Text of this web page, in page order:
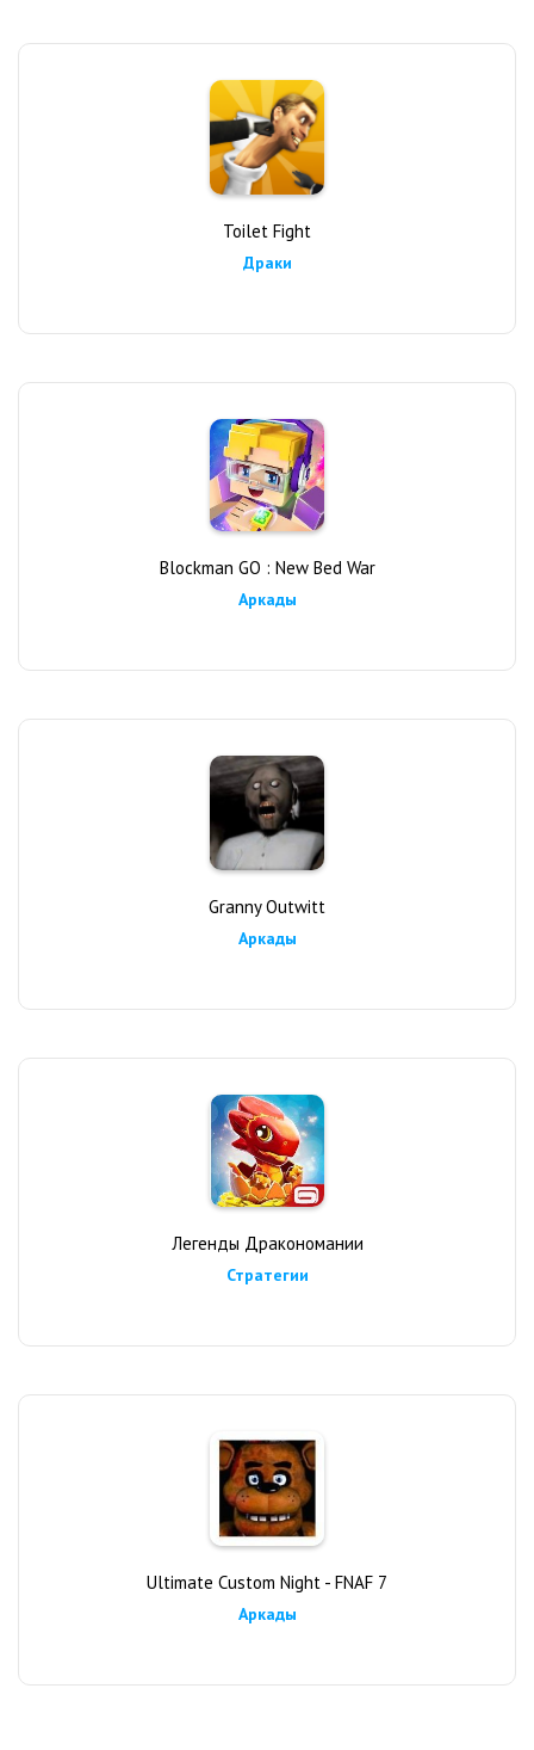
Toilet Fight
Драки
Blockman GO : New Bed War
Аркады
Granny Outwitt
Аркады
Легенды Дракономании
Стратегии
Ultimate Custom Night - FNAF 7
Аркады